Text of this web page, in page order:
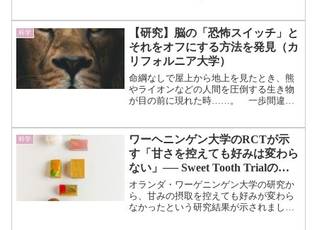
血糖値の上昇なども抑えることができる
夢の甘味料として現...（続きを読む）
科学
【研究】脳の「恐怖スイッチ」と
それをオフにする方法を発見（カ
リフォルニア大学）
命綱なしで屋上から地上を見たとき、熊
やライオンなどの人間を圧倒する生き物
が目の前に現れた時……。 一歩間違え
ょう。 恐れることは生物の遺伝子に刻
みこまれた生存本能であり...（続きを読
む）
科学
ワーヘニンゲン大学のRCTが示
す「甘さを控えても好みは変わら
ない」── Sweet Tooth Trialの結
果を読む
オランダ・ワーゲニンゲン大学の研究か
ら、甘みの摂取を控えても好みが変わら
なかったという研究結果が示されまし